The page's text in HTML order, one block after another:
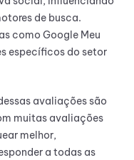
de busca.
como Google Meu
específicos do setor
avaliações são
muitas avaliações
melhor,
a todas as